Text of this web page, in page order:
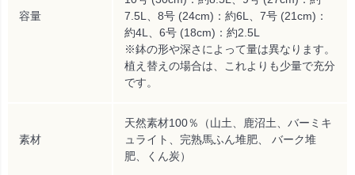
容量
7.5L、8号 (24cm)：約6L、7号 (21cm)：
約4L、6号 (18cm)：約2.5L
※鉢の形や深さによって量は異なります。
植え替えの場合は、これよりも少量で充分
です。
素材
天然素材100％（山土、鹿沼土、バーミキ
ュライト、完熟馬ふん堆肥、 バーク堆
肥、くん炭）